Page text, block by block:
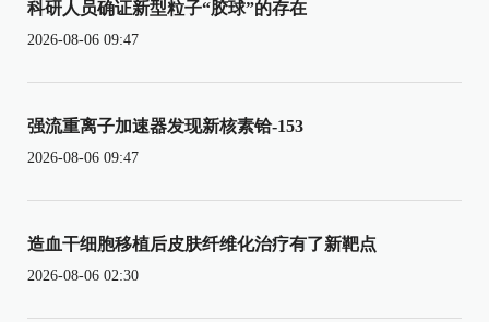
科研人员确证新型粒子“胶球”的存在
2026-08-06 09:47
强流重离子加速器发现新核素铪-153
2026-08-06 09:47
造血干细胞移植后皮肤纤维化治疗有了新靶点
2026-08-06 02:30